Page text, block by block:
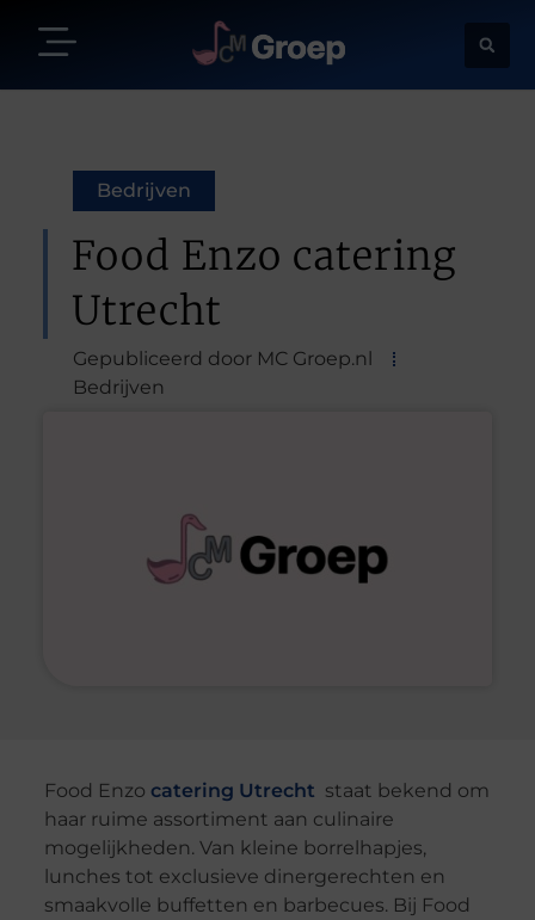
Bedrijven
Food Enzo catering
Utrecht
Gepubliceerd door MC Groep.nl
Bedrijven
Food Enzo catering Utrecht staat bekend om
haar ruime assortiment aan culinaire
mogelijkheden. Van kleine borrelhapjes,
lunches tot exclusieve dinergerechten en
smaakvolle buffetten en barbecues. Bij Food